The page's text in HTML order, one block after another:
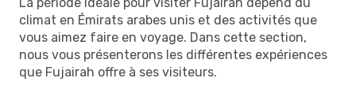
climat en Émirats arabes unis et des activités que
vous aimez faire en voyage. Dans cette section,
nous vous présenterons les différentes expériences
que Fujairah offre à ses visiteurs.